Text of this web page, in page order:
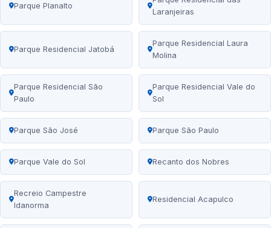
Parque Planalto
Laranjeiras
Parque Residencial Jatobá
Parque Residencial Laura
Molina
Parque Residencial São
Paulo
Parque Residencial Vale do
Sol
Parque São José Parque São Paulo
Parque Vale do Sol Recanto dos Nobres
Recreio Campestre
Idanorma
Residencial Acapulco